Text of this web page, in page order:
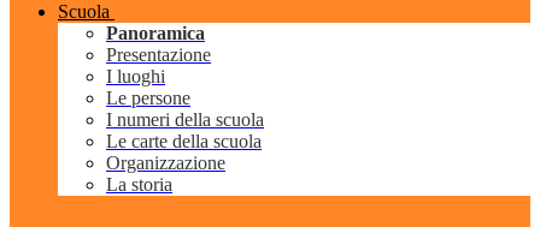
Scuola
Panoramica
Presentazione
I luoghi
Le persone
I numeri della scuola
Le carte della scuola
Organizzazione
La storia